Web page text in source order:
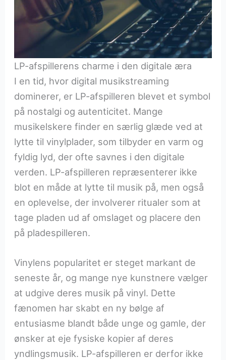
LP-afspillerens charme i den digitale æra
I en tid, hvor digital musikstreaming
dominerer, er LP-afspilleren blevet et symbol
på nostalgi og autenticitet. Mange
musikelskere finder en særlig glæde ved at
lytte til vinylplader, som tilbyder en varm og
fyldig lyd, der ofte savnes i den digitale
verden. LP-afspilleren repræsenterer ikke
blot en måde at lytte til musik på, men også
en oplevelse, der involverer ritualer som at
tage pladen ud af omslaget og placere den
på pladespilleren.
Vinylens popularitet er steget markant de
seneste år, og mange nye kunstnere vælger
at udgive deres musik på vinyl. Dette
fænomen har skabt en ny bølge af
entusiasme blandt både unge og gamle, der
ønsker at eje fysiske kopier af deres
yndlingsmusik. LP-afspilleren er derfor ikke